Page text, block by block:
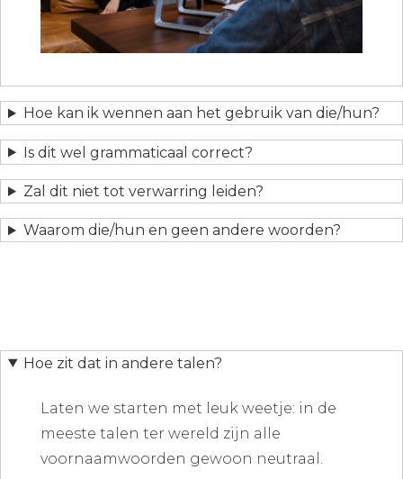
Hoe kan ik wennen aan het gebruik van die/hun?
Is dit wel grammaticaal correct?
Zal dit niet tot verwarring leiden?
Waarom die/hun en geen andere woorden?
Hoe zit dat in andere talen?
Laten we starten met leuk weetje: in de
meeste talen ter wereld zijn alle
voornaamwoorden gewoon neutraal.